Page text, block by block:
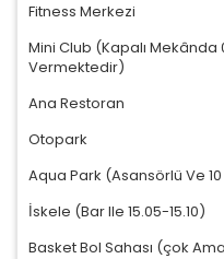
Fitness Merkezi
Mini Club (Kapalı Mekânda
Vermektedir)
Ana Restoran
Otopark
Aqua Park (Asansörlü Ve 10
İskele (Bar Ile 15.05-15.10)
Basket Bol Sahası (çok